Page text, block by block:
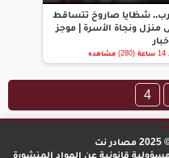
شظايا صاروخ تتساقط
منزل ونجاة الأسرة | موجز
4
قانونية عن المواد المنشورة